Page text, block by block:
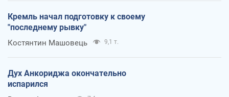
Кремль начал подготовку к своему
"последнему рывку"
Костянтин Машовець 9,1 т.
Дух Анкориджа окончательно
испарился